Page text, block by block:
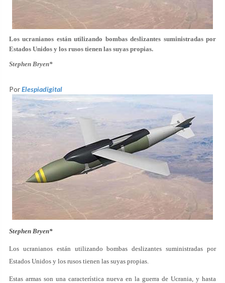
Los ucranianos están utilizando bombas deslizantes suministradas por
Estados Unidos y los rusos tienen las suyas propias.
Stephen Bryen*
PorElespiadigital
Stephen Bryen*
Los ucranianos están utilizando bombas deslizantes suministradas por
Estados Unidos y los rusos tienen las suyas propias.
Estas armas son una característica nueva en la guerra de Ucrania, y hasta